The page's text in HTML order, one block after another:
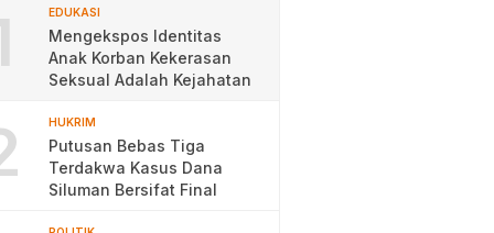
EDUKASI
Mengekspos Identitas
Anak Korban Kekerasan
Seksual Adalah Kejahatan
HUKRIM
Putusan Bebas Tiga
Terdakwa Kasus Dana
Siluman Bersifat Final